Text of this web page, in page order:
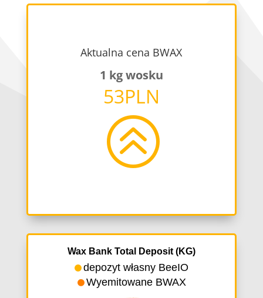
Aktualna cena BWAX
1 kg wosku
53PLN
>
depozyt własny BeeIO
Wyemitowane BWAX
Wax Bank Total Deposit (KG)